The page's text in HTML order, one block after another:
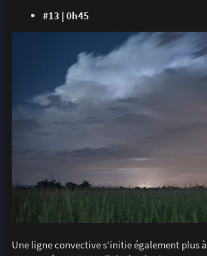
#13 | 0h45
Une ligne convective s'initie également plus